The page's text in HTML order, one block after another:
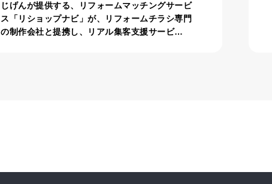
じげんが提供する、リフォームマッチングサービ
ス「リショップナビ」が、リフォームチラシ専門
の制作会社と提携し、リアル集客支援サービ…